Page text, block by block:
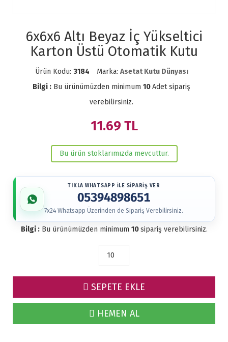
6x6x6 Altı Beyaz İç Yükseltici
Karton Üstü Otomatik Kutu
Ürün Kodu: 3184 Marka: Asetat Kutu Dünyası
Bilgi : Bu ürünümüzden minimum 10Adet sipariş
verebilirsiniz.
11.69 TL
Bu ürün stoklarımızda mevcuttur.
TIKLA WHATSAPP İLE SİPARİŞ VER
05394898651
7x24 Whatsapp Üzerinden de Sipariş Verebilirsiniz.
Bilgi :Bu ürünümüzden minimum 10sipariş verebilirsiniz.
SEPETE EKLE
HEMEN AL